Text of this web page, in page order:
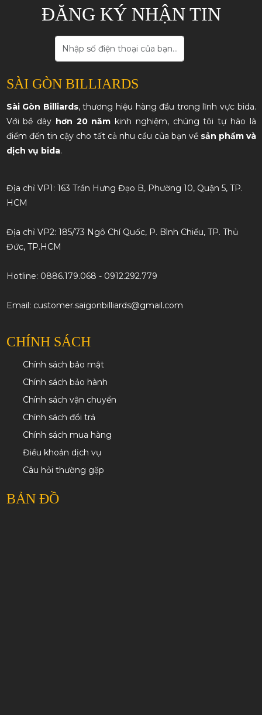
ĐĂNG KÝ NHẬN TIN
SÀI GÒN BILLIARDS
Sài Gòn Billiards, thương hiệu hàng đầu trong lĩnh vực bida.
Với bề dày hơn 20 năm kinh nghiệm, chúng tôi tự hào là
điểm đến tin cậy cho tất cả nhu cầu của bạn về sản phẩm và
dịch vụ bida.
Địa chỉ VP1: 163 Trần Hưng Đạo B, Phường 10, Quận 5, TP.
HCM
Địa chỉ VP2: 185/73 Ngô Chí Quốc, P. Bình Chiểu, TP. Thủ
Đức, TP.HCM
Hotline: 0886.179.068 - 0912.292.779
Email: customer.saigonbilliards@gmail.com
CHÍNH SÁCH
Chính sách bảo mật
Chính sách bảo hành
Chính sách vận chuyển
Chính sách đổi trả
Chính sách mua hàng
Điều khoản dịch vụ
Câu hỏi thường gặp
BẢN ĐỒ